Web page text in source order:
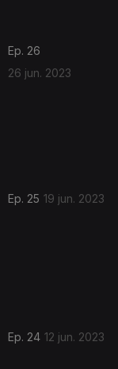
Ep. 26
26 jun. 2023
Ep. 25 19 jun. 2023
Ep. 24 12 jun. 2023